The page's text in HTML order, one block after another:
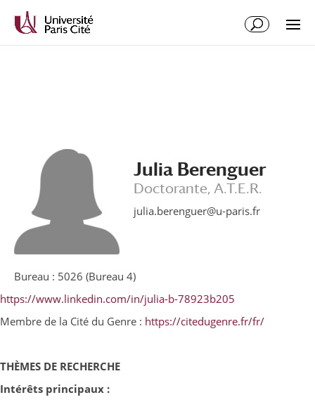
contenu
Julia Berenguer
Doctorante, A.T.E.R.
julia.berenguer@u-paris.fr
Bureau : 5026 (Bureau 4)
https://www.linkedin.com/in/julia-b-78923b205
Membre de la Cité du Genre : https://citedugenre.fr/fr/
THÈMES DE RECHERCHE
Intérêts principaux :